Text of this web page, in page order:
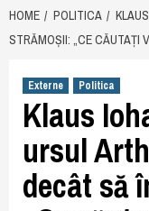
HOME POLITICA
STRĂMOȘII: „CE CĂUTAȚI
Externe Politica
Klaus
ursul
decât să